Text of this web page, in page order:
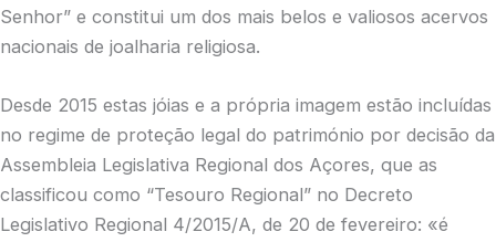
Senhor” e constitui um dos mais belos e valiosos acervos
nacionais de joalharia religiosa.
Desde 2015 estas jóias e a própria imagem estão incluídas
no regime de proteção legal do património por decisão da
Assembleia Legislativa Regional dos Açores, que as
classificou como “Tesouro Regional” no Decreto
Legislativo Regional 4/2015/A, de 20 de fevereiro: «é